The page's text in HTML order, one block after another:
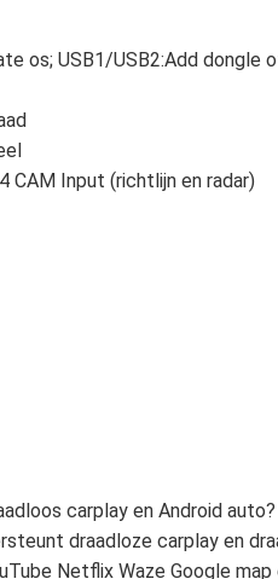
os; USB1/USB2:Add dongle
CAM Input (richtlijn en radar)
carplay en Android auto?
draadloze carplay en
Netflix Waze Google map